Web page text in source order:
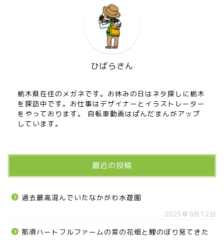
ひばらさん
栃木県在住のメガネです。お休みの日はネタ探しに栃木
を探訪中です。お仕事はデザイナーとイラストレーター
をやっております。 自転車動画はぱんだまんがアップ
しています。
最近の投稿
過去最高混んでいたなかがわ水遊園
2025年9月12日
那須ハートフルファームの菜の花畑と鯉のぼり見てきた